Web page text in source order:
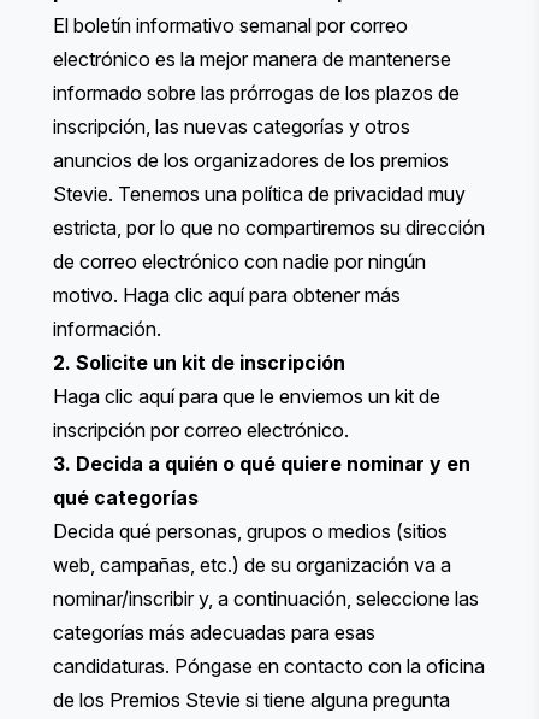
El boletín informativo semanal por correo
electrónico es la mejor manera de mantenerse
informado sobre las prórrogas de los plazos de
inscripción, las nuevas categorías y otros
anuncios de los organizadores de los premios
Stevie. Tenemos una política de privacidad muy
estricta, por lo que no compartiremos su dirección
de correo electrónico con nadie por ningún
motivo. Haga clic aquípara obtener más
información.
2. Solicite un kit de inscripción
Haga clic aquípara que le enviemos un kit de
inscripción por correo electrónico.
3. Decida a quién o qué quiere nominar y en
qué categorías
Decida qué personas, grupos o medios (sitios
web, campañas, etc.) de su organización va a
nominar/inscribir y, a continuación, seleccione las
categorías más adecuadas para esas
candidaturas. Póngase en contacto con la oficina
de los Premios Stevie si tiene alguna pregunta